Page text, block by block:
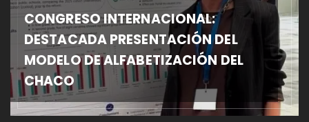
CONGRESO INTERNACIONAL:
DESTACADA PRESENTACIÓN DEL
MODELO DE ALFABETIZACIÓN DEL
CHACO